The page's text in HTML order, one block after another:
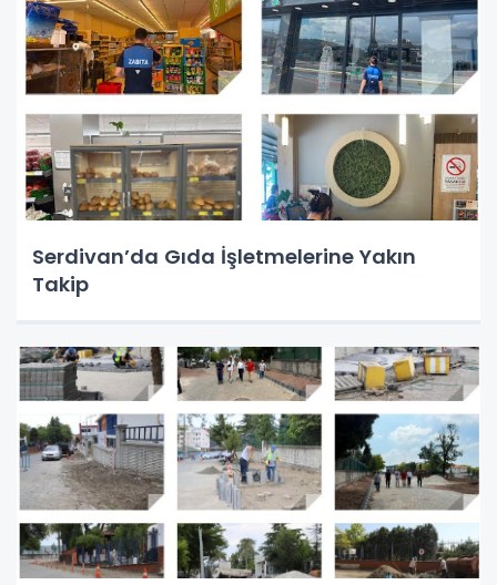
Serdivan’da Gıda İşletmelerine Yakın
Takip